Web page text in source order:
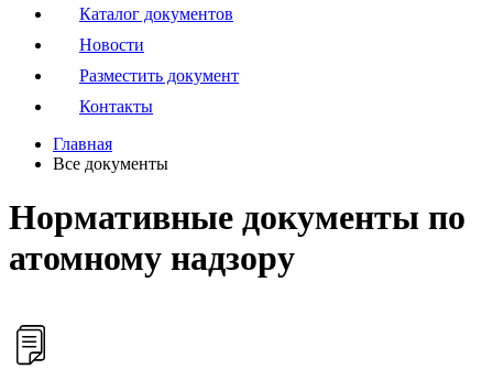
Каталог документов
Новости
Разместить документ
Контакты
Главная
Все документы
Нормативные документы по
атомному надзору